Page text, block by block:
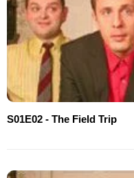
S01E02 - The Field Trip